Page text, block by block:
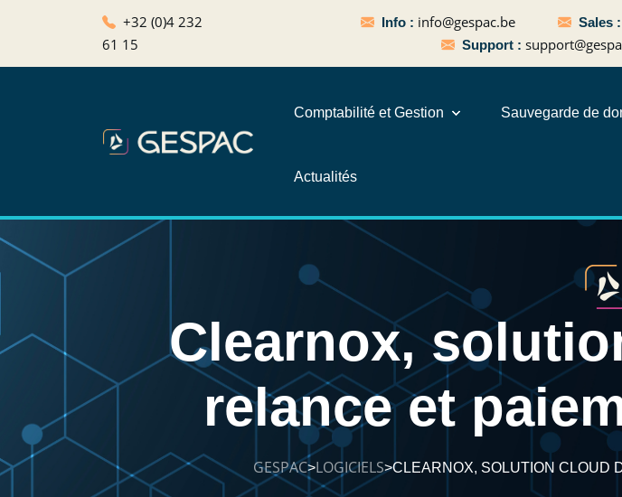
+32 (0)4 232
61 15
Info : info@gespac.be Sales :
Support :
Comptabilité et Gestion Sauvegarde de
Actualités
Clearnox,
relance et
GESPAC>LOGICIELS>CLEARNOX, SOLUTION CLOUD